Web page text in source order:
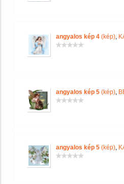
angyalos kép 4 (kép),
angyalos kép 5 (kép),
angyalos kép 5 (kép),